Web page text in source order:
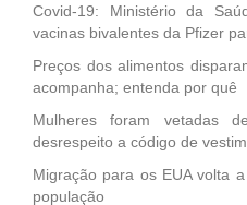
Covid-19: Ministério da
vacinas bivalentes da Pfizer
Preços dos alimentos
acompanha; entenda por quê
Mulheres foram vetadas
desrespeito a código de
Migração para os EUA volta
população